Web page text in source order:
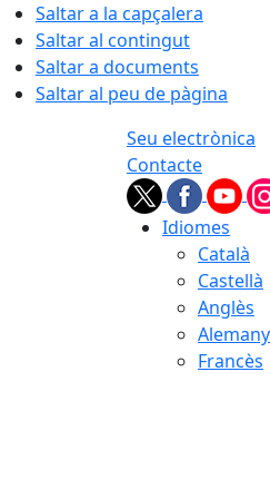
Saltar a la capçalera
Saltar al contingut
Saltar a documents
Saltar al peu de pàgina
Seu electrònica
Contacte
Idiomes
Català
Castellà
Anglès
Alemany
Francès